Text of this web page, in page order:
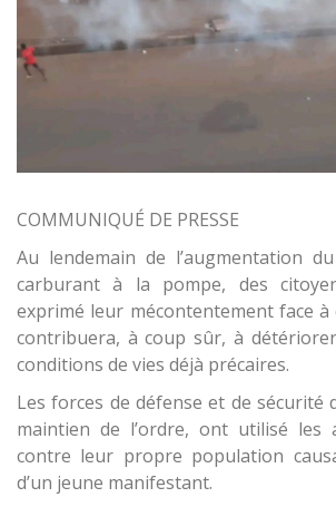
COMMUNIQUÉ DE PRESSE
Au lendemain de l’augmentation
carburant à la pompe, des
exprimé leur mécontentement face à
contribuera, à coup sûr, à
conditions de vies déjà précaires.
Les forces de défense et de sécurité
maintien de l’ordre, ont utilisé les
contre leur propre population
d’un jeune manifestant.